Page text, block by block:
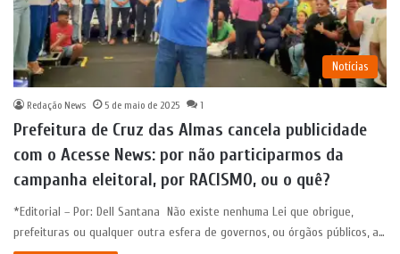
Notícias
Redação News 5 de maio de 2025 1
Prefeitura de Cruz das Almas cancela publicidade
com o Acesse News: por não participarmos da
campanha eleitoral, por RACISMO, ou o quê?
*Editorial – Por: Dell Santana Não existe nenhuma Lei que obrigue,
prefeituras ou qualquer outra esfera de governos, ou órgãos públicos, a…